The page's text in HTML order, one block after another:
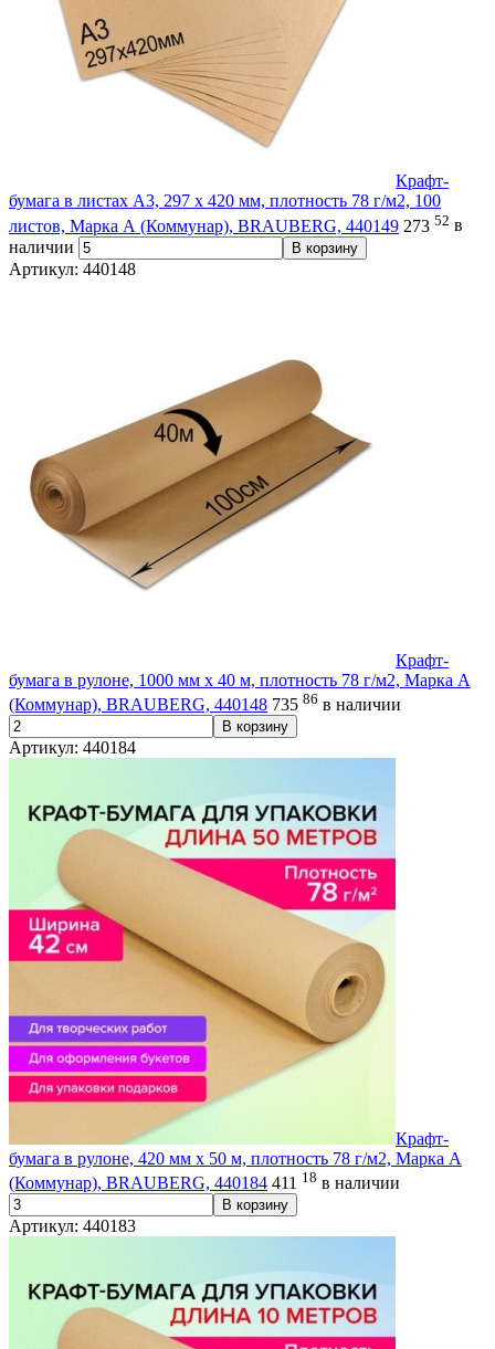
Крафт-
бумага в листах А3, 297 х 420 мм, плотность 78 г/м2, 100
листов, Марка А (Коммунар), BRAUBERG, 440149 273 52 в
наличии
В корзину
Артикул: 440148
Крафт-
бумага в рулоне, 1000 мм x 40 м, плотность 78 г/м2, Марка А
(Коммунар), BRAUBERG, 440148 735 86 в наличии
В корзину
Артикул: 440184
Крафт-
бумага в рулоне, 420 мм x 50 м, плотность 78 г/м2, Марка А
(Коммунар), BRAUBERG, 440184 411 18 в наличии
В корзину
Артикул: 440183